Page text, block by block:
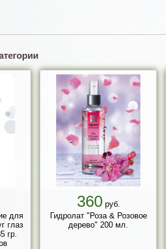
для
глаз
гр.
360руб.
Гидролат "Роза & Розовое
дерево" 200 мл.